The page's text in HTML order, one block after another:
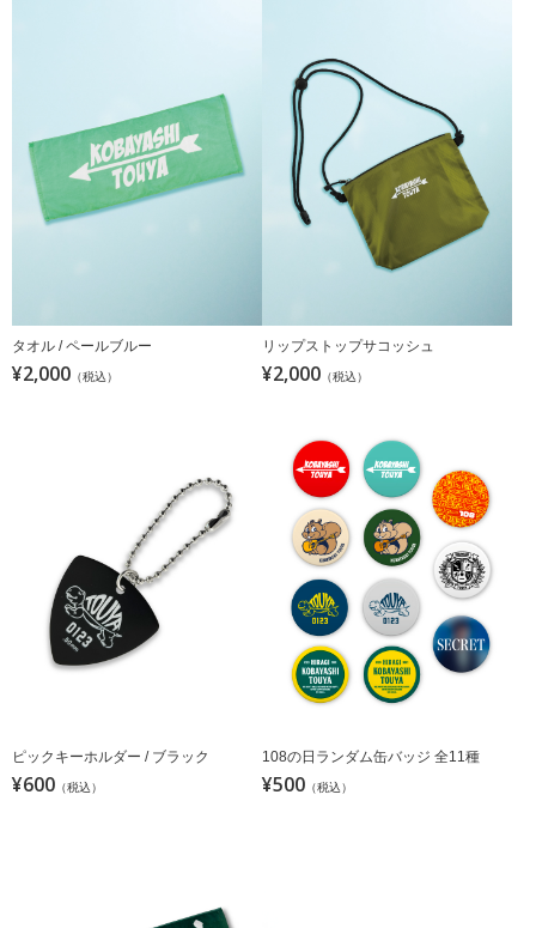
タオル / ペールブルー
¥2,000 （税込）
リップストップサコッシュ
¥2,000 （税込）
ピックキーホルダー / ブラック
¥600 （税込）
108の日ランダム缶バッジ 全11種
¥500 （税込）